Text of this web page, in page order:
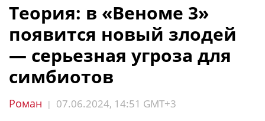
Теория: в «Веноме 3»
появится новый злодей
— серьезная угроза для
симбиотов
Роман | 07.06.2024, 14:51 GMT+3